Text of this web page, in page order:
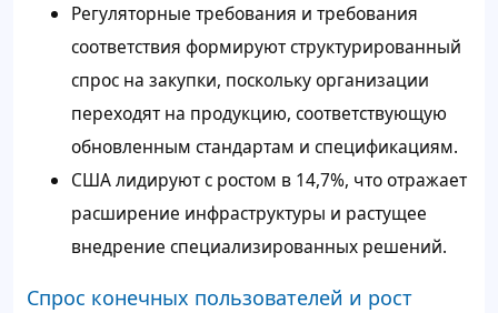
Регуляторные требования и требования
соответствия формируют структурированный
спрос на закупки, поскольку организации
переходят на продукцию, соответствующую
обновленным стандартам и спецификациям.
США лидируют с ростом в 14,7%, что отражает
расширение инфраструктуры и растущее
внедрение специализированных решений.
Спрос конечных пользователей и рост